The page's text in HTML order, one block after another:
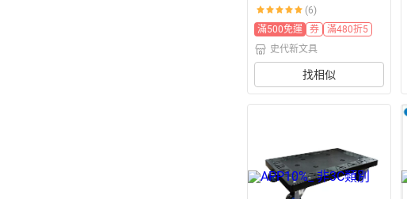
(6)
滿500免運
券
滿480折5
史代新文具
找相似